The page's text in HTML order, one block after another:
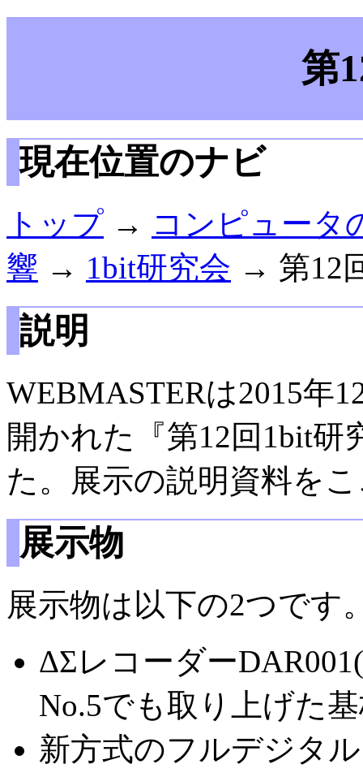
第
現在位置のナビ
トップ → コンピュータ
響 → 1bit研究会 → 第12
説明
WEBMASTERは2015年
開かれた『第12回1bit
た。展示の説明資料を
展示物
展示物は以下の2つです
ΔΣレコーダー
No.5でも取り上げた
新方式のフルデジタ